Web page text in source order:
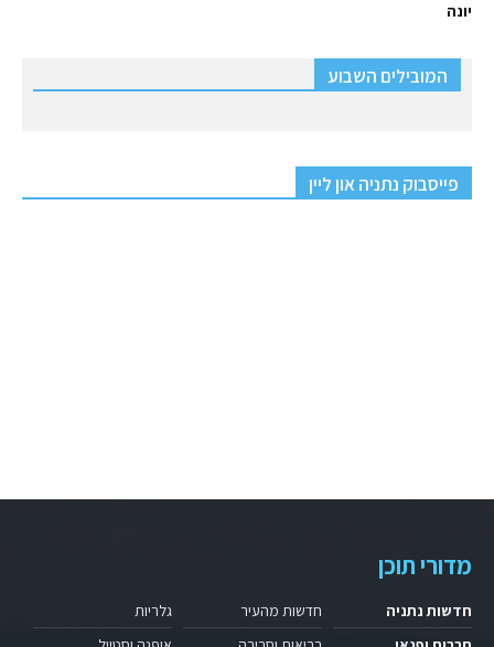
יונה
המובילים השבוע
פייסבוק נתניה און ליין
מדורי תוכן
חדשות נתניה
חדשות מהעיר
גלריות